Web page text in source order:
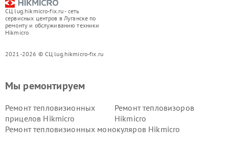
СЦ lug.hikmicro-fix.ru - сеть
сервисных центров в Луганске по
ремонту и обслуживанию техники
Hikmicro
2021-2026 © СЦ lug.hikmicro-fix.ru
Мы ремонтируем
Ремонт тепловизионных
прицелов Hikmicro
Ремонт тепловизоров
Hikmicro
Ремонт тепловизионных монокуляров Hikmicro